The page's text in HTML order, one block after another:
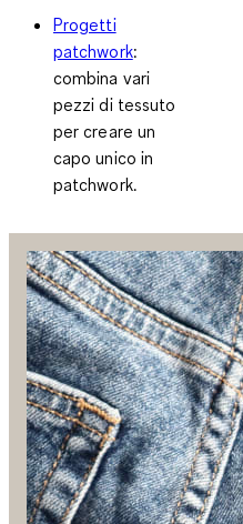
Progetti
patchwork:
combina vari
pezzi di tessuto
per creare un
capo unico in
patchwork.